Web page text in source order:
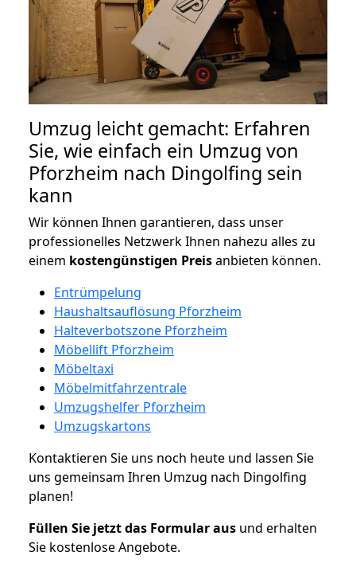
Umzug leicht gemacht: Erfahren
Sie, wie einfach ein Umzug von
Pforzheim nach Dingolfing sein
kann
Wir können Ihnen garantieren, dass unser
professionelles Netzwerk Ihnen nahezu alles zu
einem kostengünstigen Preisanbieten können.
Entrümpelung
Haushaltsauflösung Pforzheim
Halteverbotszone Pforzheim
Möbellift Pforzheim
Möbeltaxi
Möbelmitfahrzentrale
Umzugshelfer Pforzheim
Umzugskartons
Kontaktieren Sie uns noch heute und lassen Sie
uns gemeinsam Ihren Umzug nach Dingolfing
planen!
Füllen Sie jetzt das Formular aus und erhalten
Sie kostenlose Angebote.